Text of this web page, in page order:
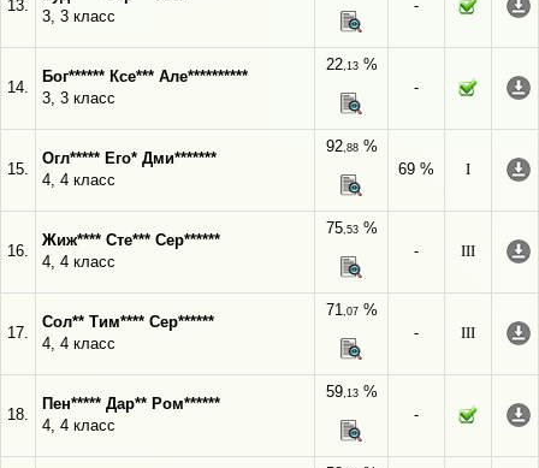
13.
3, 3 класс
-
14.
Бог****** Ксе*** Але**********
3, 3 класс
22,13%
-
15.
Огл***** Его* Дми*******
4, 4 класс
92,88%
69 %
I
16.
Жиж**** Сте*** Сер******
4, 4 класс
75,53%
-
III
17.
Сол** Тим**** Сер******
4, 4 класс
71,07%
-
III
18.
Пен***** Дар** Ром******
4, 4 класс
59,13%
-